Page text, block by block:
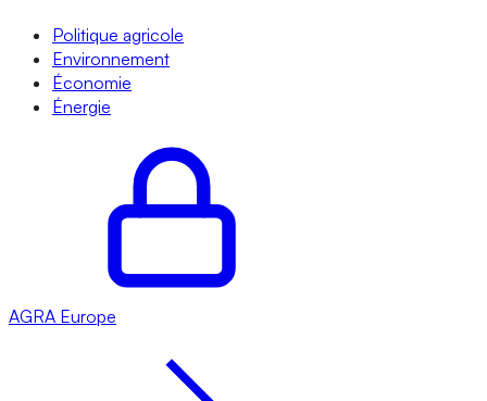
Politique agricole
Environnement
Économie
Énergie
AGRA Europe